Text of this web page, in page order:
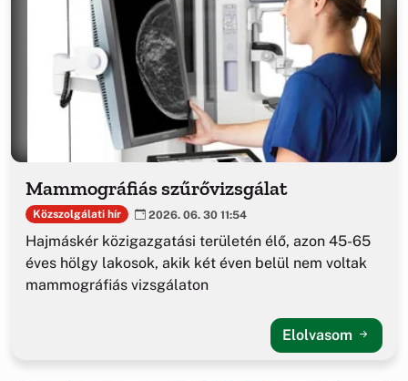
Mammográfiás szűrővizsgálat
Közszolgálati hír 2026. 06. 30 11:54
Hajmáskér közigazgatási területén élő, azon 45-65
éves hölgy lakosok, akik két éven belül nem voltak
mammográfiás vizsgálaton
Elolvasom